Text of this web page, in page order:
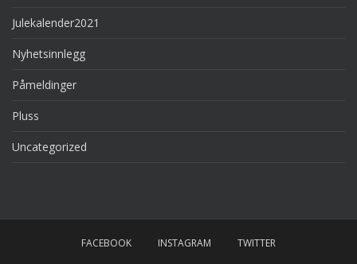
Julekalender2021
Nyhetsinnlegg
Påmeldinger
Pluss
Uncategorized
FACEBOOK INSTAGRAM TWITTER